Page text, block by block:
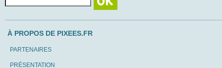
À PROPOS DE PIXEES.FR
PARTENAIRES
PRÉSENTATION